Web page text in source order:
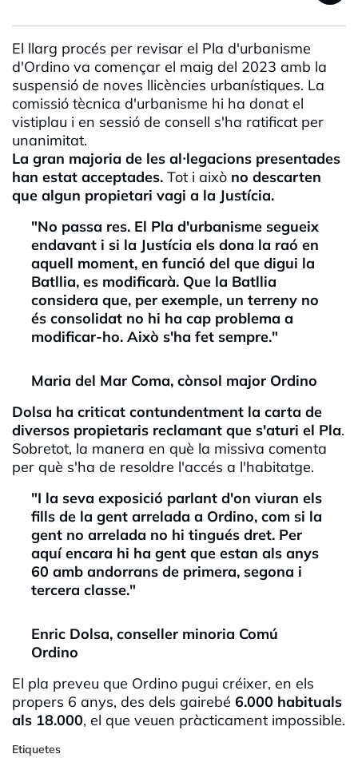
El llarg procés per revisar el Pla d'urbanisme
d'Ordino va començar el maig del 2023 amb la
suspensió de noves llicències urbanístiques. La
comissió tècnica d'urbanisme hi ha donat el
vistiplau i en sessió de consell s'ha ratificat per
unanimitat.
La gran majoria de les al·legacions presentades
han estat acceptades. Tot i això no descarten
que algun propietari vagi a la Justícia.
"No passa res. El Pla d'urbanisme segueix
endavant i si la Justícia els dona la raó en
aquell moment, en funció del que digui la
Batllia, es modificarà. Que la Batllia
considera que, per exemple, un terreny no
és consolidat no hi ha cap problema a
modificar-ho. Això s'ha fet sempre."
Maria del Mar Coma, cònsol major Ordino
Dolsa ha criticat contundentment la carta de
diversos propietaris reclamant que s'aturi el Pla.
Sobretot, la manera en què la missiva comenta
per què s'ha de resoldre l'accés a l'habitatge.
"I la seva exposició parlant d'on viuran els
fills de la gent arrelada a Ordino, com si la
gent no arrelada no hi tingués dret. Per
aquí encara hi ha gent que estan als anys
60 amb andorrans de primera, segona i
tercera classe."
Enric Dolsa, conseller minoria Comú
Ordino
El pla preveu que Ordino pugui créixer, en els
propers 6 anys, des dels gairebé 6.000 habituals
als 18.000, el que veuen pràcticament impossible.
Etiquetes